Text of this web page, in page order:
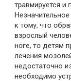
травмируется и
к тому, что
взрослый
ноге, то детям
лечения
недостаточно
необходимо